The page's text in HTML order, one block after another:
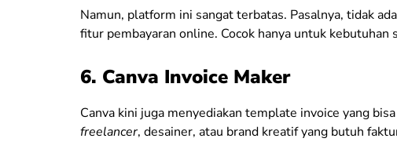
Namun, platform ini sangat terbatas. Pasalnya, tidak
fitur pembayaran online. Cocok hanya untuk
6. Canva Invoice Maker
Canva kini juga menyediakan template invoice yang
freelancer, desainer, atau brand kreatif yang butuh